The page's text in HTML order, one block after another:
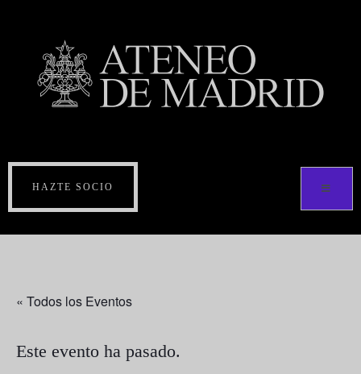
HAZTE SOCIO
« Todos los Eventos
Este evento ha pasado.